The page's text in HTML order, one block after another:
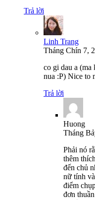
Trả lời
Linh Trang
Tháng Chín 7,
co gi dau a (ma
nua :P) Nice to
Trả lời
Huong
Tháng
Phải nó
thêm
đến chủ
nữ tính
điểm
đơn